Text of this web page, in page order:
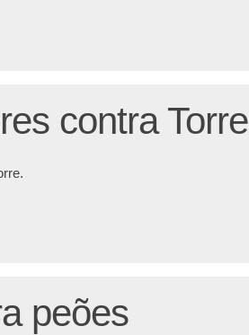
contra Torre
peões